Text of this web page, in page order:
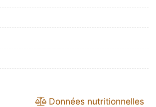
Données nutritionnelles